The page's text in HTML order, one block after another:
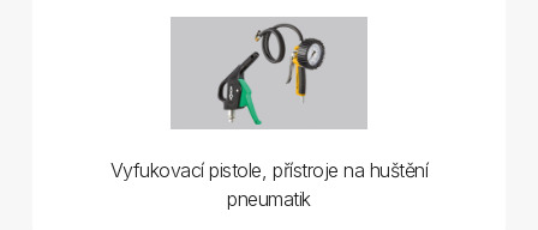
Vyfukovací pistole, přístroje na huštění
pneumatik